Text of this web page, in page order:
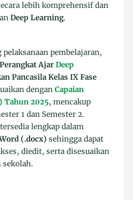
lebih komprehensif dan
Deep Learning.
pembelajaran,
Perangkat AjarDeep
Pancasila Kelas IX Fase
denganCapaian
Tahun 2025, mencakup
1 dan Semester 2.
lengkap dalam
(.docx) sehingga dapat
diedit, serta disesuaikan
sekolah.